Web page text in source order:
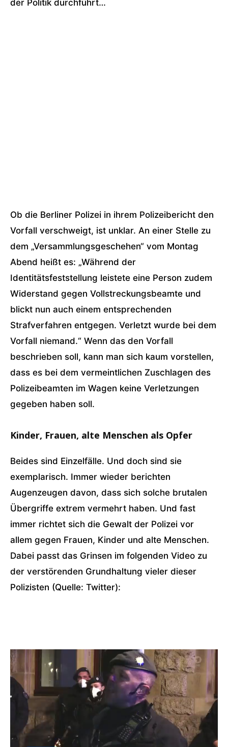
der Politik durchführt…
Ob die Berliner Polizei in ihrem Polizeibericht den
Vorfall verschweigt, ist unklar. An einer Stelle zu
dem „Versammlungsgeschehen“ vom Montag
Abend heißt es: „Während der
Identitätsfeststellung leistete eine Person zudem
Widerstand gegen Vollstreckungsbeamte und
blickt nun auch einem entsprechenden
Strafverfahren entgegen. Verletzt wurde bei dem
Vorfall niemand.“ Wenn das den Vorfall
beschrieben soll, kann man sich kaum vorstellen,
dass es bei dem vermeintlichen Zuschlagen des
Polizeibeamten im Wagen keine Verletzungen
gegeben haben soll.
Kinder, Frauen, alte Menschen als Opfer
Beides sind Einzelfälle. Und doch sind sie
exemplarisch. Immer wieder berichten
Augenzeugen davon, dass sich solche brutalen
Übergriffe extrem vermehrt haben. Und fast
immer richtet sich die Gewalt der Polizei vor
allem gegen Frauen, Kinder und alte Menschen.
Dabei passt das Grinsen im folgenden Video zu
der verstörenden Grundhaltung vieler dieser
Polizisten (Quelle: Twitter):